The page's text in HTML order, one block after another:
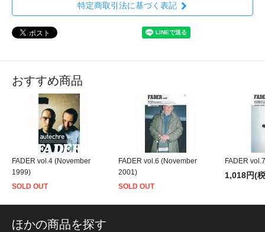
特定商取引法に基づく表記
おすすめ商品
FADER vol.4 (November
1999)
SOLD OUT
FADER vol.6 (November
2001)
SOLD OUT
FADER
1,018円(
ほかの商品を探す